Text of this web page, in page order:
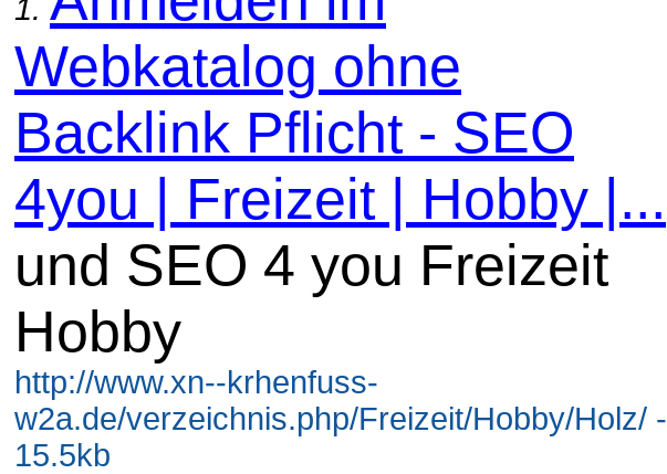
1.
Webkatalog ohne
Backlink Pflicht - SEO
4you | Freizeit | Hobby |...
und SEO 4 you Freizeit
Hobby
http://www.xn--krhenfuss-
w2a.de/verzeichnis.php/Freizeit/Hobby/Holz/ -
15.5kb